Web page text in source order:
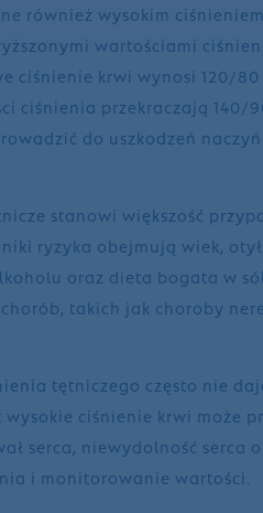
również wysokim
wartościami
ciśnienie krwi wynosi 120/
ciśnienia przekraczają 140/
do uszkodzeń
stanowi większość
ryzyka obejmują wiek,
oraz dieta bogata w
takich jak choroby
tętniczego często nie
wysokie ciśnienie krwi może
serca, niewydolność serca
i monitorowanie wartości.